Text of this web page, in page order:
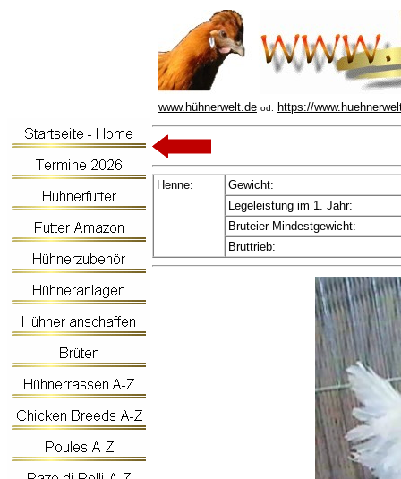
www.hühnerwelt.de od. https://
Henne:
Gewicht:
Legeleistung im 1. Jahr:
Bruteier-Mindestgewicht:
Bruttrieb: